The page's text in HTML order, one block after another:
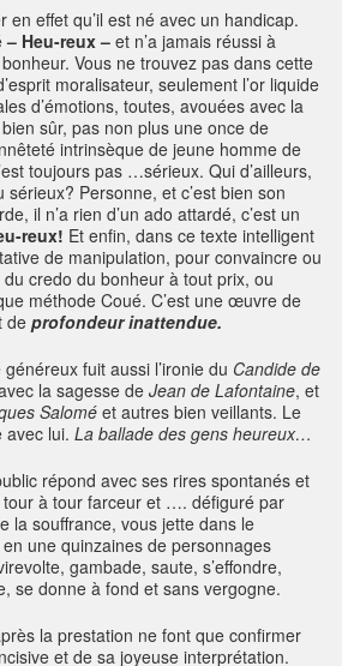
en effet qu’il est né avec un handicap.
– Heu-reux – et n’a jamais réussi à
Vous ne trouvez pas dans cette
moralisateur, seulement l’or liquide
d’émotions, toutes, avouées avec la
sûr, pas non plus une once de
intrinsèque de jeune homme de
toujours pas …sérieux. Qui d’ailleurs,
Personne, et c’est bien son
il n’a rien d’un ado attardé, c’est un
reux! Et enfin, dans ce texte intelligent
de manipulation, pour convaincre ou
credo du bonheur à tout prix, ou
méthode Coué. C’est une œuvre de
de profondeur inattendue.
fuit aussi l’ironie du Candide de
la sagesse de Jean de Lafontaine, et
Salomé et autres bien veillants. Le
avec lui. La ballade des gens heureux…
répond avec ses rires spontanés et
à tour farceur et …. défiguré par
la souffrance, vous jette dans le
une quinzaines de personnages
gambade, saute, s’effondre,
se donne à fond et sans vergogne.
la prestation ne font que confirmer
et de sa joyeuse interprétation.